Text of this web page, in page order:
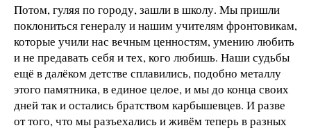
Потом, гуляя по городу, зашли в школу. Мы пришли
поклониться генералу и нашим учителям фронтовикам,
которые учили нас вечным ценностям, умению любить
и не предавать себя и тех, кого любишь. Наши судьбы
ещё в далёком детстве сплавились, подобно металлу
этого памятника, в единое целое, и мы до конца своих
дней так и остались братством карбышевцев. И разве
от того, что мы разъехались и живём теперь в разных